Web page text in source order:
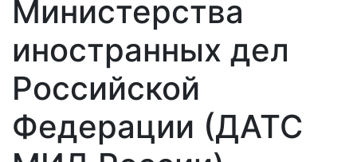
Министерства
иностранных дел
Российской
Федерации (ДАТС